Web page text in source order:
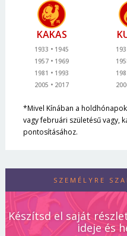
KAKAS
1933
1945
1957
1969
1981
1993
2005
2017
*Mivel Kínában a
vagy februári születésű vagy,
pontosításához.
SZEMÉLYRE
Készítsd el saját
ideje és